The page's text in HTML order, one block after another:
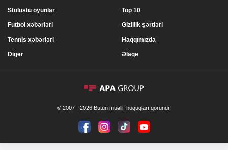
Stolüstü oyunlar Top 10
Futbol xəbərləri
Tennis xəbərləri
Digər
Gizlilik şərtləri
Haqqımızda
Əlaqə
© 2007 - 2026 Bütün müəllif hüquqları qorunur.